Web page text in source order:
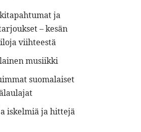
ja
– kesän
viihteestä
musiikki
suomalaiset
iskelmiä ja hittejä